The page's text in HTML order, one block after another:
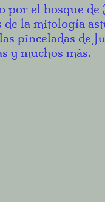
por el bosque
de la mitología
pinceladas de
y muchos más.